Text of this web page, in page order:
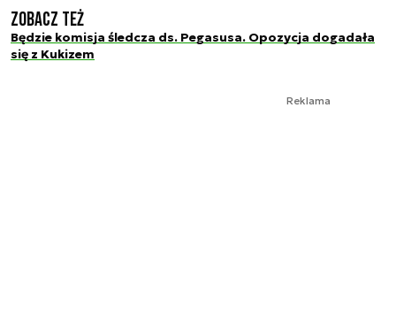
Zobacz też
Będzie komisja śledcza ds. Pegasusa. Opozycja dogadała
się z Kukizem
Reklama